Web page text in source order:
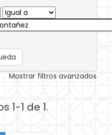
Mostrar filtros avanzados
1-1 de 1.